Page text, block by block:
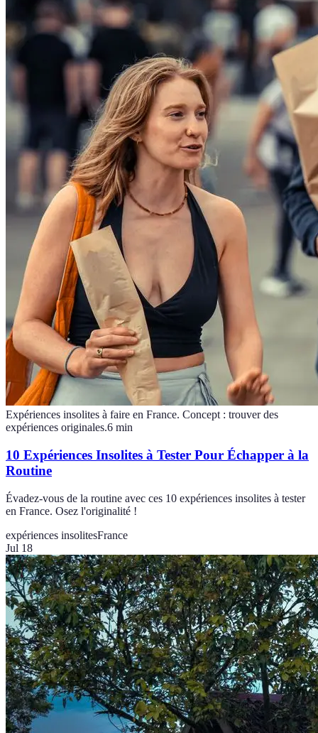
Expériences insolites à faire en France. Concept : trouver des
expériences originales.6 min
10 Expériences Insolites à Tester Pour Échapper à la
Routine
Évadez-vous de la routine avec ces 10 expériences insolites à tester
en France. Osez l'originalité !
expériences insolitesFrance
Jul 18